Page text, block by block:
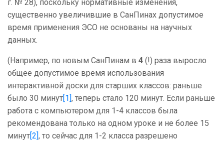
г. № 28), поскольку нормативные изменения,
существенно увеличившие в СанПинах допустимое
время применения ЭСО не основаны на научных
данных.
(Например, по новым СанПинам в 4 (!) раза выросло
общее допустимое время использования
интерактивной доски для старших классов: раньше
было 30 минут[1], теперь стало 120 минут. Если раньше
работа с компьютером для 1-4 классов была
рекомендована только на одном уроке и не более 15
минут[2], то сейчас для 1-2 класса разрешено